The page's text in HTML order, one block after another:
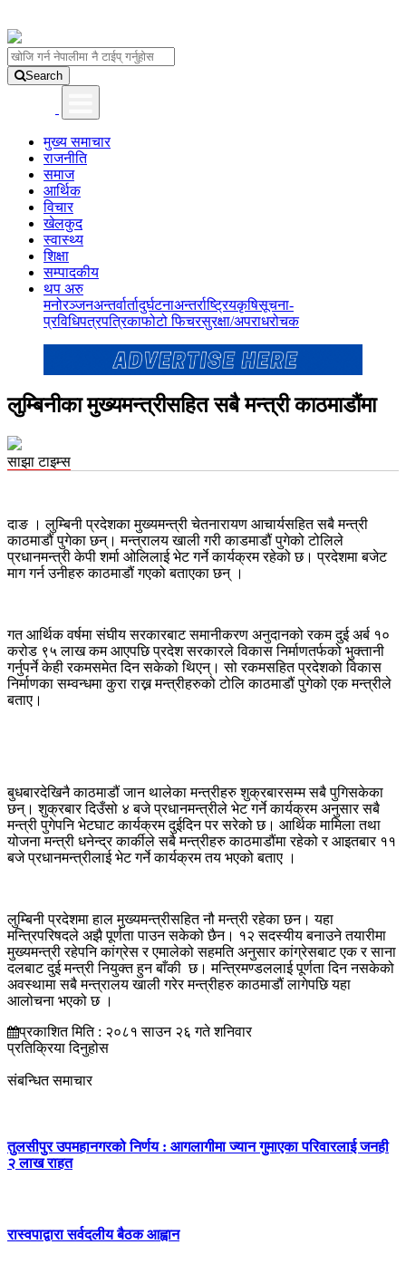
Search
मुख्य समाचार
राजनीति
समाज
आर्थिक
विचार
खेलकुद
स्वास्थ्य
शिक्षा
सम्पादकीय
थप अरु
मनोरञ्जनअन्तर्वार्तादुर्घटनाअन्तर्राष्ट्रियकृषिसूचना-
प्रविधिपत्रपत्रिकाफोटो फिचरसुरक्षा/अपराधरोचक
लुम्बिनीका मुख्यमन्त्रीसहित सबै मन्त्री काठमाडौंमा
साझा टाइम्स
दाङ । लुम्बिनी प्रदेशका मुख्यमन्त्री चेतनारायण आचार्यसहित सबै मन्त्री
काठमाडौं पुगेका छन्। मन्त्रालय खाली गरी काडमाडौं पुगेको टोलिले
प्रधानमन्त्री केपी शर्मा ओलिलाई भेट गर्ने कार्यक्रम रहेको छ। प्रदेशमा बजेट
माग गर्न उनीहरु काठमाडौं गएको बताएका छन् ।
गत आर्थिक वर्षमा संघीय सरकारबाट समानीकरण अनुदानको रकम दुई अर्ब १०
करोड ९५ लाख कम आएपछि प्रदेश सरकारले विकास निर्माणतर्फको भुक्तानी
गर्नुपर्ने केही रकमसमेत दिन सकेको थिएन्। सो रकमसहित प्रदेशको विकास
निर्माणका सम्वन्धमा कुरा राख्न मन्त्रीहरुको टोलि काठमाडौं पुगेको एक मन्त्रीले
बताए।
बुधबारदेखिनै काठमाडौं जान थालेका मन्त्रीहरु शुक्रबारसम्म सबै पुगिसकेका
छन्। शुक्रबार दिउँसो ४ बजे प्रधानमन्त्रीले भेट गर्ने कार्यक्रम अनुसार सबै
मन्त्री पुगेपनि भेटघाट कार्यक्रम दुईदिन पर सरेको छ। आर्थिक मामिला तथा
योजना मन्त्री धनेन्द्र कार्कीले सबै मन्त्रीहरु काठमाडौंमा रहेको र आइतबार ११
बजे प्रधानमन्त्रीलाई भेट गर्ने कार्यक्रम तय भएको बताए ।
लुम्बिनी प्रदेशमा हाल मुख्यमन्त्रीसहित नौ मन्त्री रहेका छन। यहा
मन्त्रिपरिषदले अझै पूर्णता पाउन सकेको छैन। १२ सदस्यीय बनाउने तयारीमा
मुख्यमन्त्री रहेपनि कांग्रेस र एमालेको सहमति अनुसार कांग्रेसबाट एक र साना
दलबाट दुई मन्त्री नियुक्त हुन बाँकी छ। मन्त्रिमण्डललाई पूर्णता दिन नसकेको
अवस्थामा सबै मन्त्रालय खाली गरेर मन्त्रीहरु काठमाडौं लागेपछि यहा
आलोचना भएको छ ।
प्रकाशित मिति : २०८१ साउन २६ गते शनिवार
प्रतिक्रिया दिनुहोस
संबन्धित समाचार
तुलसीपुर उपमहानगरको निर्णय : आगलागीमा ज्यान गुमाएका परिवारलाई जनही
२ लाख राहत
रास्वपाद्वारा सर्वदलीय बैठक आह्वान